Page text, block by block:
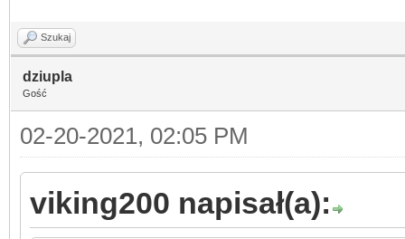
Szukaj
dziupla
Gość
02-20-2021, 02:05 PM
viking200 napisał(a):